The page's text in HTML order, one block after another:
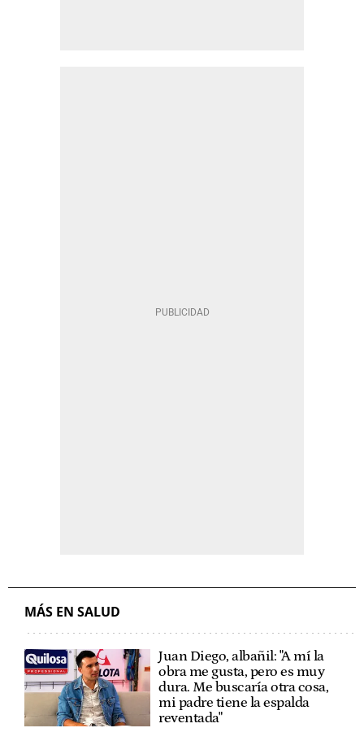
MÁS EN SALUD
Juan Diego, albañil: "A mí la
obra me gusta, pero es muy
dura. Me buscaría otra cosa,
mi padre tiene la espalda
reventada"